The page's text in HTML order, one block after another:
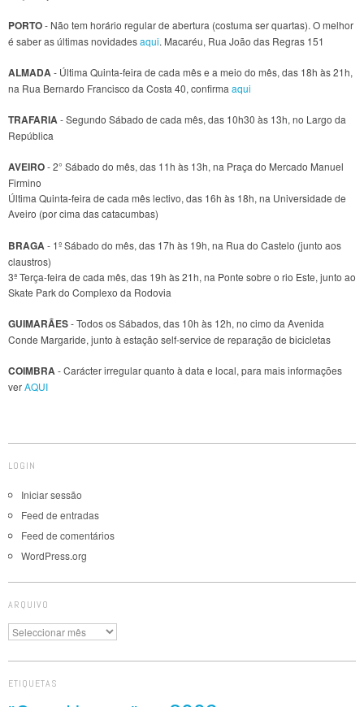
PORTO- Não tem horário regular de abertura (costuma ser quartas). O melhor
é saber as últimas novidadesaqui. Macaréu, Rua João das Regras 151
ALMADA- Última Quinta-feira de cada mês e a meio do mês, das 18h às 21h,
na Rua Bernardo Francisco da Costa 40, confirma aqui
TRAFARIA- Segundo Sábado de cada mês, das 10h30 às 13h, no Largo da
República
AVEIRO- 2° Sábado do mês, das 11h às 13h, na Praça do Mercado Manuel
Firmino
Última Quinta-feira de cada mês lectivo, das 16h às 18h, na Universidade de
Aveiro (por cima das catacumbas)
BRAGA - 1º Sábado do mês, das 17h às 19h, na Rua do Castelo (junto aos
claustros)
3ª Terça-feira de cada mês, das 19h às 21h, na Ponte sobre o rio Este, junto ao
Skate Park do Complexo da Rodovia
GUIMARÃES- Todos os Sábados, das 10h às 12h, no cimo da Avenida
Conde Margaride, junto à estação self-service de reparação de bicicletas
COIMBRA- Carácter irregular quanto à data e local, para mais informações
verAQUI
LOGIN
Iniciar sessão
Feed de entradas
Feed de comentários
WordPress.org
ARQUIVO
Arquivo
ETIQUETAS